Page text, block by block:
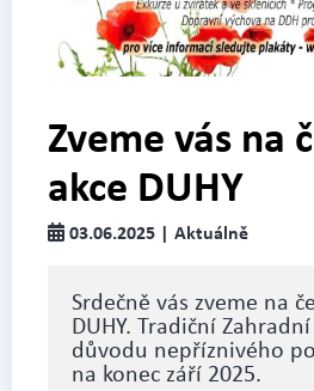
Zveme vás na
akce DUHY
03.06.2025 | Aktuálně
Srdečně vás zveme na
DUHY. Tradiční
důvodu nepříznivého
na konec září 2025.